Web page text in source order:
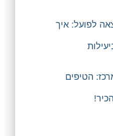
לפועל: איך
הטיפים